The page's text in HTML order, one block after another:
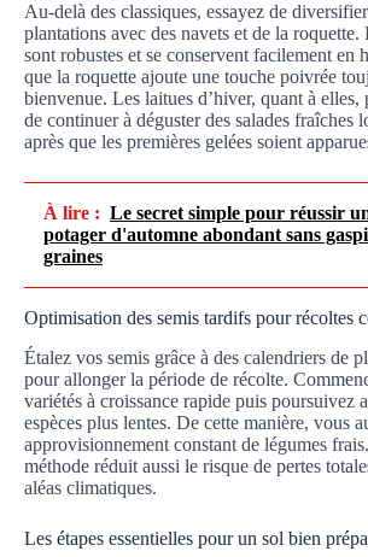
Au-delà des classiques, essayez de
plantations avec des navets et de la roquette.
sont robustes et se conservent facilement en
que la roquette ajoute une touche poivrée
bienvenue. Les laitues d’hiver, quant à elles,
de continuer à déguster des salades fraîches
après que les premières gelées soient
À lire : Le secret simple pour réussir
potager d'automne abondant sans
graines
Optimisation des semis tardifs pour récoltes
Étalez vos semis grâce à des calendriers de
pour allonger la période de récolte.
variétés à croissance rapide puis poursuivez
espèces plus lentes. De cette manière, vous
approvisionnement constant de légumes
méthode réduit aussi le risque de pertes
aléas climatiques.
Les étapes essentielles pour un sol bien